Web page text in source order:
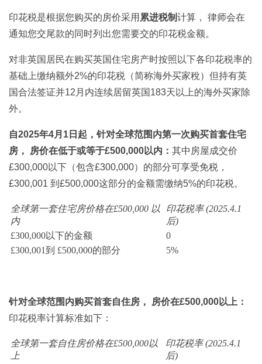
印花税是根据您购买的房价采用 累进税制计算， 律师会在
通知您交尾款的同时列出您需要交的印花税金额。
对非英国居民在购买英国住宅房产时按照以下各印花税率的
基础上缴纳额外2%的印花税（简称海外买家稅）但持有英
国合法签证并12月内连续居留英国183天以上的海外买家除
外。
自2025年4月1日起，针对全球范围内第一次购买首套住宅
房， 房价在低于或等于£500,000以内： 其中房屋成交价
£300,000以下（包含£300,000）的部分可享受免税，
£300,001 到£500,000这部分的金额需缴纳5%的印花税。
全球第一套住宅房价格在£500,000 以
内
印花税率 (2025.4.1
后)
£300,000以下的金额
0
£300,001到 £500,000的部分
5%
针对全球范围内购买首套自住房， 房价在£500,000以上：
印花税率计算标准如下：
全球第一套自住房价格在£500,000以
上
印花税率 (2025.4.1
后)